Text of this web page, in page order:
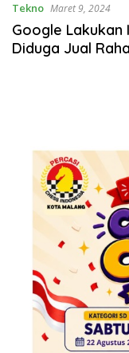
Tekno Maret 9, 2024
Google Lakukan
Diduga Jual